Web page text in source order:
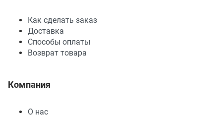
Как сделать заказ
Доставка
Способы оплаты
Возврат товара
Компания
О нас